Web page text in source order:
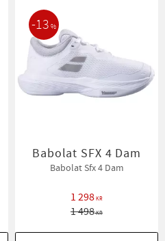
Babolat SFX 4 Dam
Babolat Sfx 4 Dam
1 298KR
1 498KR
13 %